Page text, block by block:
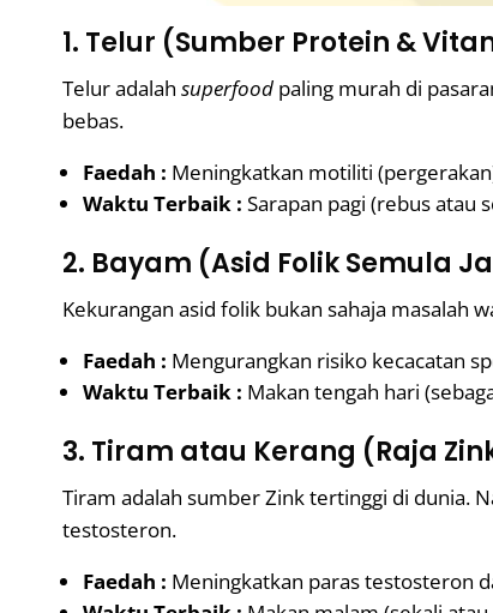
1. Telur (Sumber Protein &
Telur adalah superfood paling murah di
bebas.
Faedah : Meningkatkan motiliti
Waktu Terbaik : Sarapan pagi (rebus atau
2. Bayam (Asid Folik Semula
Kekurangan asid folik bukan sahaja masalah
Faedah : Mengurangkan risiko kecacatan
Waktu Terbaik : Makan tengah hari
3. Tiram atau Kerang (Raja
Tiram adalah sumber Zink tertinggi di dunia.
testosteron.
Faedah : Meningkatkan paras testosteron